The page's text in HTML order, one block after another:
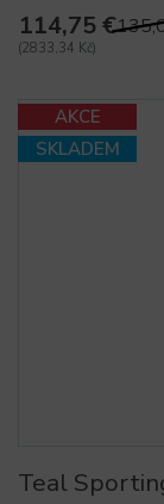
114,75 €
(2833,34 Kč)
AKCE
SKLADEM
Teal